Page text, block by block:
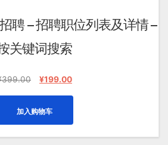
聘 – 招聘职位列表及详情 –
关键词搜索
399.00
原
¥399.00。
¥199.00当
为：
¥199.00。
加入购物车